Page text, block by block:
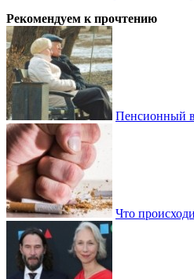
Рекомендуем к прочтению
Пенсионный
Что